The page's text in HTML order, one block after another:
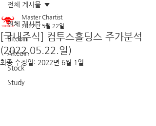
전체 게시물
Bitcoin
Altcoin
Stock
Study
전체 게시물
[국내주식] 컴투스홀딩스 주가분석
(2022.05.22.일)
Master Chartist
2022년 5월 22일
최종 수정일: 2022년 6월 1일